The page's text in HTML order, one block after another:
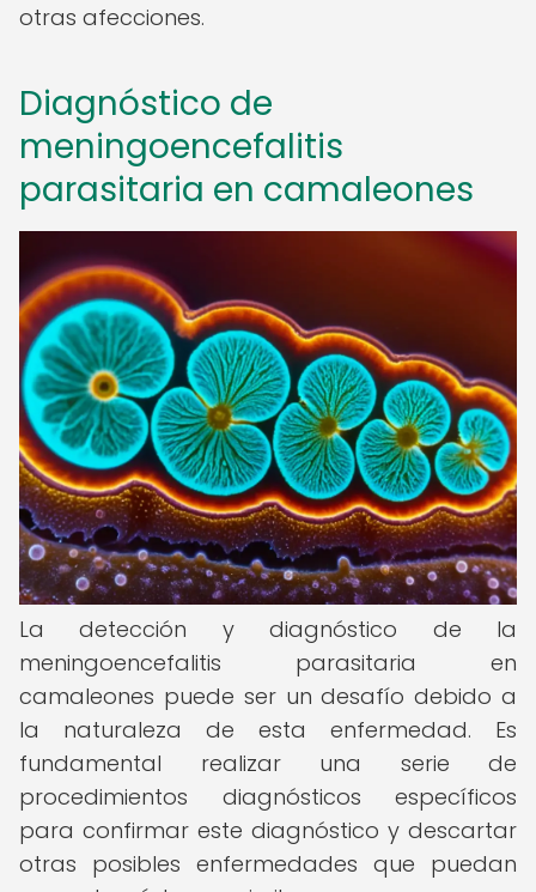
otras afecciones.
Diagnóstico de
meningoencefalitis
parasitaria en camaleones
La detección y diagnóstico de la
meningoencefalitis parasitaria en
camaleones puede ser un desafío debido a
la naturaleza de esta enfermedad. Es
fundamental realizar una serie de
procedimientos diagnósticos específicos
para confirmar este diagnóstico y descartar
otras posibles enfermedades que puedan